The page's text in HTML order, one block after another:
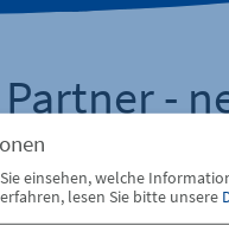
-
und
Property
einsehen, welche
lesen Sie bitte unsere